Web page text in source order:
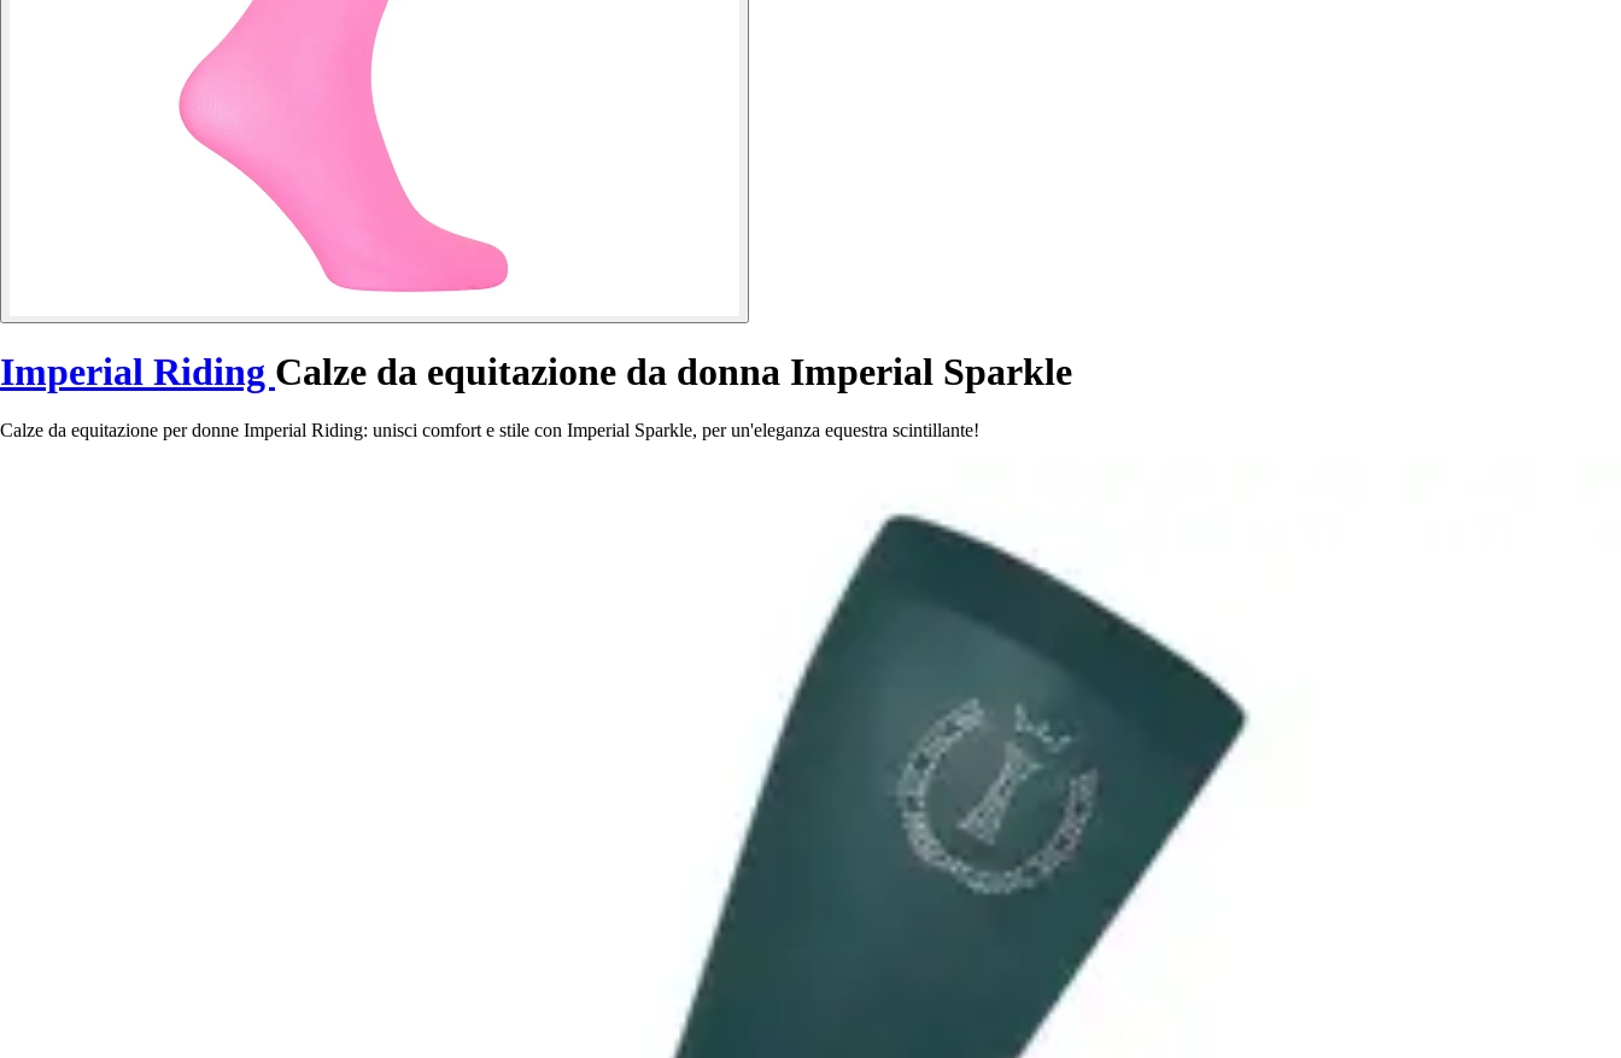
Imperial Riding Calze da equitazione da donna Imperial Sparkle
Calze da equitazione per donne Imperial Riding: unisci comfort e stile con Imperial Sparkle, per un'eleganza equestra scintillante!